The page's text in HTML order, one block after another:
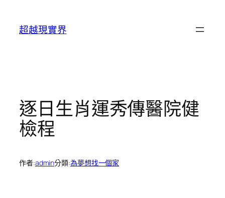
超越現實界
逐日生肖運秀傳醫院健
檢程
作者:admin分類:為夢想找一個家